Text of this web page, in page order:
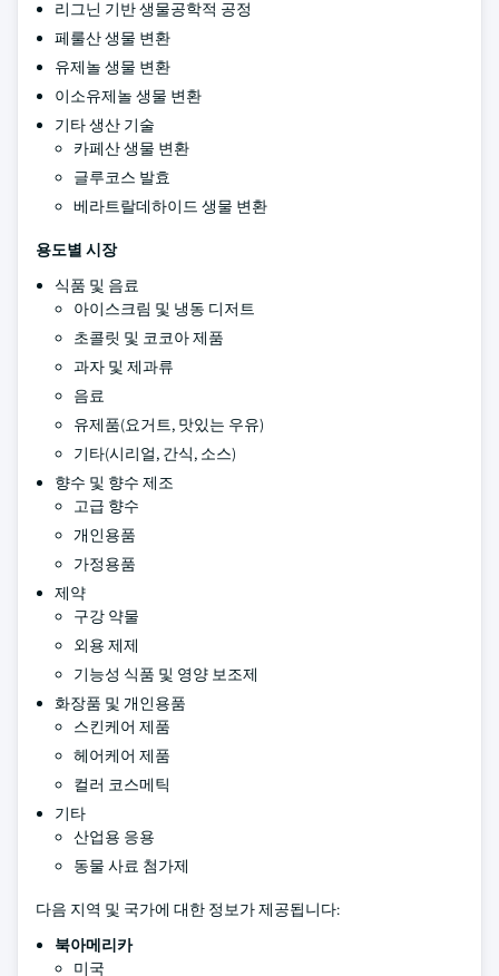
리그닌 기반 생물공학적 공정
페룰산 생물 변환
유제놀 생물 변환
이소유제놀 생물 변환
기타 생산 기술
카페산 생물 변환
글루코스 발효
베라트랄데하이드 생물 변환
용도별 시장
식품 및 음료
아이스크림 및 냉동 디저트
초콜릿 및 코코아 제품
과자 및 제과류
음료
유제품(요거트, 맛있는 우유)
기타(시리얼, 간식, 소스)
향수 및 향수 제조
고급 향수
개인용품
가정용품
제약
구강 약물
외용 제제
기능성 식품 및 영양 보조제
화장품 및 개인용품
스킨케어 제품
헤어케어 제품
컬러 코스메틱
기타
산업용 응용
동물 사료 첨가제
다음 지역 및 국가에 대한 정보가 제공됩니다:
북아메리카
미국